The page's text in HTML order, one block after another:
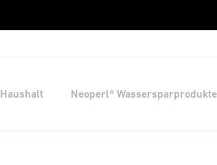
Neoperl® Wassersparprodukte